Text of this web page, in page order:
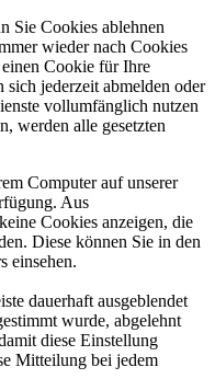
Sie Cookies ablehnen
wieder nach Cookies
Cookie für Ihre
jederzeit abmelden oder
vollumfänglich nutzen
werden alle gesetzten
Computer auf unserer
Aus
Cookies anzeigen, die
Diese können Sie in den
einsehen.
dauerhaft ausgeblendet
wurde, abgelehnt
diese Einstellung
Mitteilung bei jedem